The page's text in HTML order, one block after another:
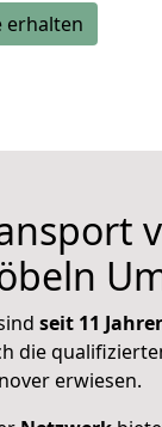
erhalten
seit 11
die
erwiesen.